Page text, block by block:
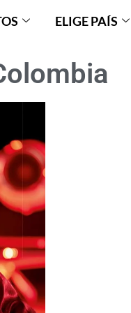
ELIGE PAÍS